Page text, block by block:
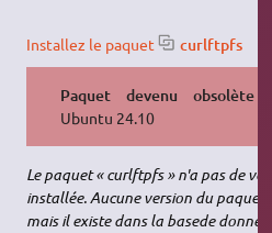
Installez le paquet curlftpfs
Paquet devenu obsolète
Ubuntu 24.10
Le paquet « curlftpfs » n'a pas de
installée. Aucune version du paquet
mais il existe dans la basede données.